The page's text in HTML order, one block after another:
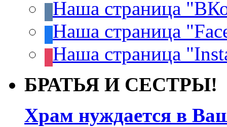
Наша страница
Наша страница
Наша страница
БРАТЬЯ И СЕСТРЫ!
Храм нуждается в